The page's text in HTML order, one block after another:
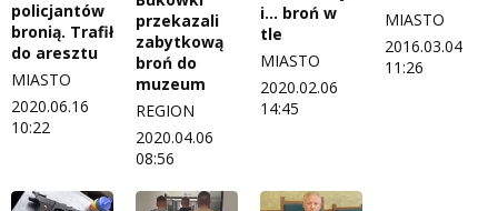
policjantów
bronią. Trafił
do aresztu
MIASTO
2020.06.16
10:22
przekazali
zabytkową
broń do
muzeum
REGION
2020.04.06
08:56
i… broń w
tle
MIASTO
2020.02.06
14:45
MIASTO
2016.03.04
11:26